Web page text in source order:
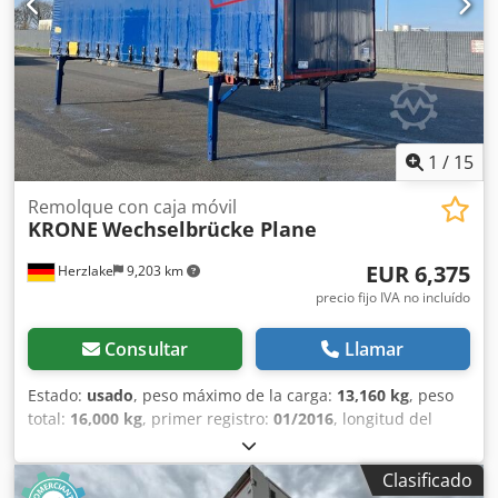
1 / 15
Herzlake 9,203 km
Remolque con caja móvil
KRONE Wechselbrücke Plane
EUR 6,375
precio fijo IVA no incluído
Consultar Llamar
Estado: usado, peso máximo de la carga: 13,160 kg, peso
total: 16,000 kg, primer registro: 01/2016, longitud del
, anchura del espacio de
carga:2,480 mm, altura del espacio de carga:3,005 mm,
volumen del espacio de carga: 57 m³ , ancho total:2,550
Clasificado